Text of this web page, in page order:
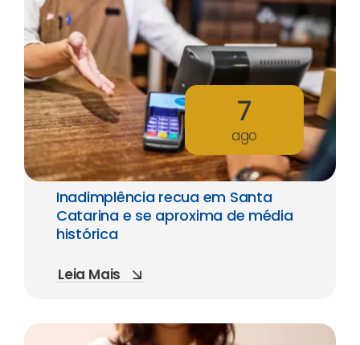
7
ago
Inadimplência recua em Santa
Catarina e se aproxima de média
histórica
Leia Mais